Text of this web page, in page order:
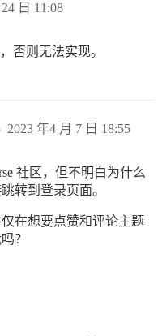
日 11:08
否则无法实现。
2023 年4 月 7 日 18:55
社区，但不明白为什么
转到登录页面。
在想要点赞和评论主题
？